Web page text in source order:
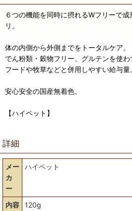
６つの機能を同時に摂れるWフリーで
リ。
体の内側から外側までをトータルケア。
でん粉類・穀物フリー、グルテンを使わ
フードや牧草などと併用しやすい給与量
安心安全の国産無着色。
【ハイペット】
詳細
メー
カ
ー
ハイペット
内容
120g